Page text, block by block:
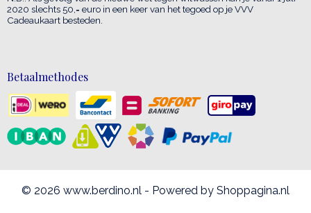
2020 slechts 50,= euro in een keer van het tegoed op je VVV
Cadeaukaart besteden.
Betaalmethodes
© 2026 www.berdino.nl - Powered by Shoppagina.nl